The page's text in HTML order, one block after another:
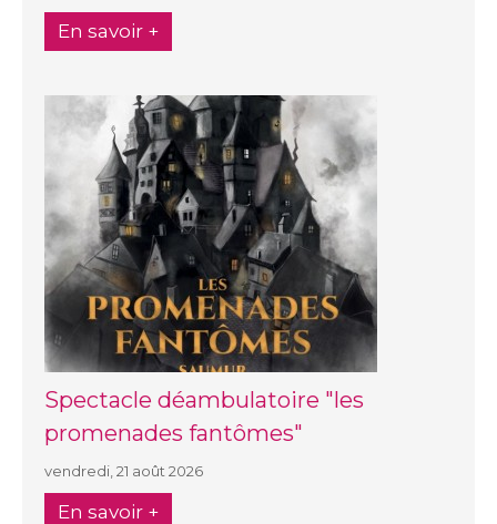
En savoir +
Spectacle déambulatoire "les
promenades fantômes"
vendredi, 21 août 2026
En savoir +